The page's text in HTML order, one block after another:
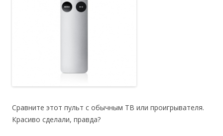
Сравните этот пульт с обычным ТВ или проигрывателя.
Красиво сделали, правда?